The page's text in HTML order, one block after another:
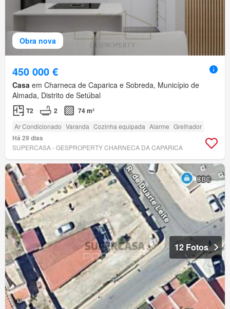
Obra nova
450 000 €
Casa em Charneca de Caparica e Sobreda, Município de
Almada, Distrito de Setúbal
T2 2 74 m²
Ar Condicionado Varanda Cozinha equipada Alarme Grelhador
Há 29 dias
SUPERCASA - GESPROPERTY CHARNECA DA CAPARICA
12 Fotos